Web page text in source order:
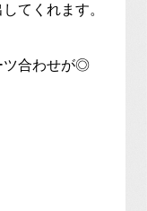
てくれます。
ツ合わせが◎